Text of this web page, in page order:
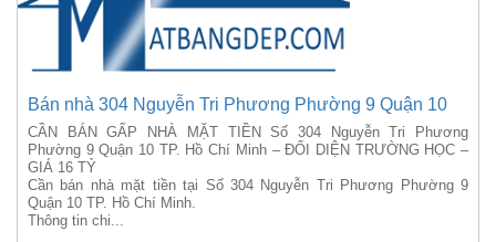
Bán nhà 304 Nguyễn Tri Phương Phường 9 Quận 10
CẦN BÁN GẤP NHÀ MẶT TIỀN Số 304 Nguyễn Tri Phương
Phường 9 Quận 10 TP. Hồ Chí Minh – ĐỐI DIỆN TRƯỜNG HỌC –
GIÁ 16 TỶ
Cần bán nhà mặt tiền tại Số 304 Nguyễn Tri Phương Phường 9
Quận 10 TP. Hồ Chí Minh.
Thông tin chi...